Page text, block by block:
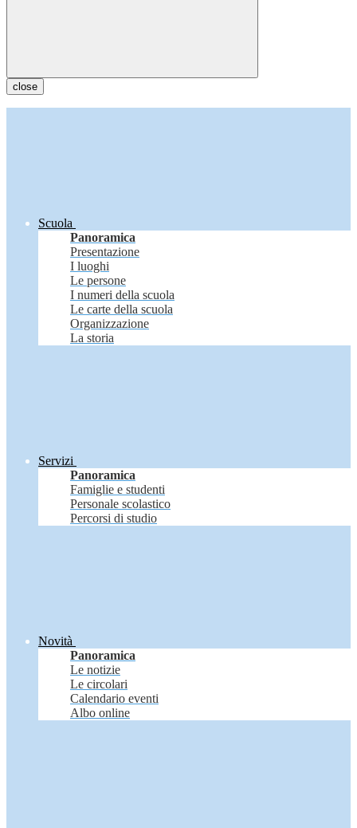
close
Scuola
Panoramica
Presentazione
I luoghi
Le persone
I numeri della scuola
Le carte della scuola
Organizzazione
La storia
Servizi
Panoramica
Famiglie e studenti
Personale scolastico
Percorsi di studio
Novità
Panoramica
Le notizie
Le circolari
Calendario eventi
Albo online